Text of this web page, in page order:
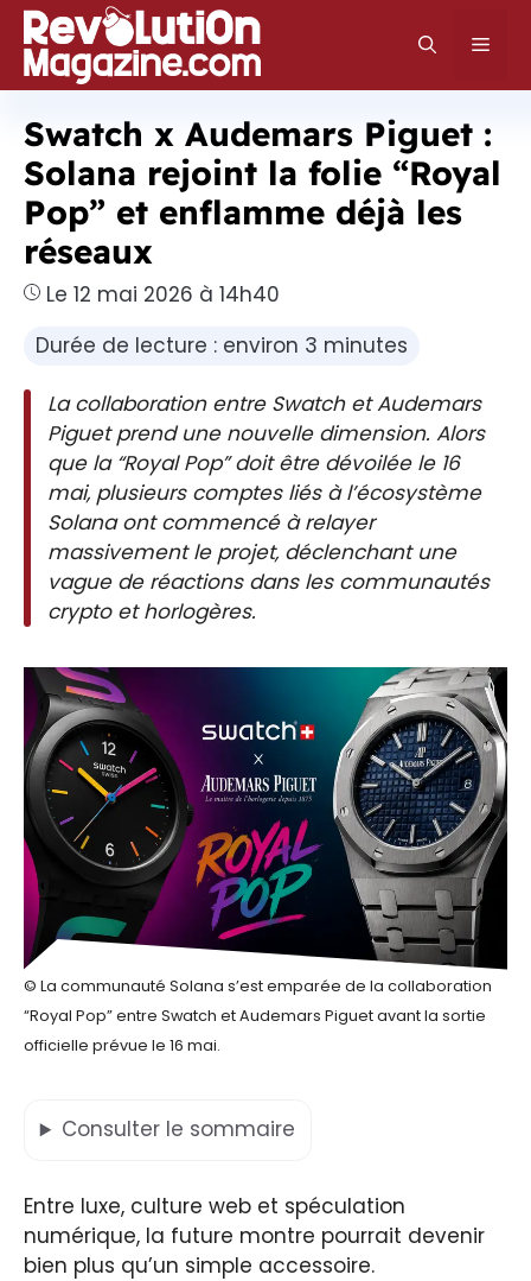
Aller
au
contenu
Swatch x Audemars Piguet :
Solana rejoint la folie “Royal
Pop” et enflamme déjà les
réseaux
Le 12 mai 2026 à 14h40
Durée de lecture : environ 3 minutes
La collaboration entre Swatch et Audemars
Piguet prend une nouvelle dimension. Alors
que la “Royal Pop” doit être dévoilée le 16
mai, plusieurs comptes liés à l’écosystème
Solana ont commencé à relayer
massivement le projet, déclenchant une
vague de réactions dans les communautés
crypto et horlogères.
© La communauté Solana s’est emparée de la collaboration
“Royal Pop” entre Swatch et Audemars Piguet avant la sortie
officielle prévue le 16 mai.
Consulter le sommaire
Entre luxe, culture web et spéculation
numérique, la future montre pourrait devenir
bien plus qu’un simple accessoire.